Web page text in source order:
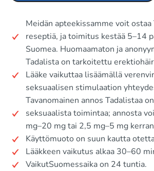
Meidän apteekissamme voit
reseptiä, ja toimitus kestää 5–14
Suomea. Huomaamaton ja
Tadalista on tarkoitettu
Lääke vaikuttaa lisäämällä
seksuaalisen stimulaation
Tavanomainen annos Tadalistaa
seksuaalista toimintaa; annosta
mg–20 mg tai 2,5 mg–5 mg
Käyttömuoto on suun kautta
Lääkkeen vaikutus alkaa 30–60
VaikutSuomessaika on 24 tuntia.